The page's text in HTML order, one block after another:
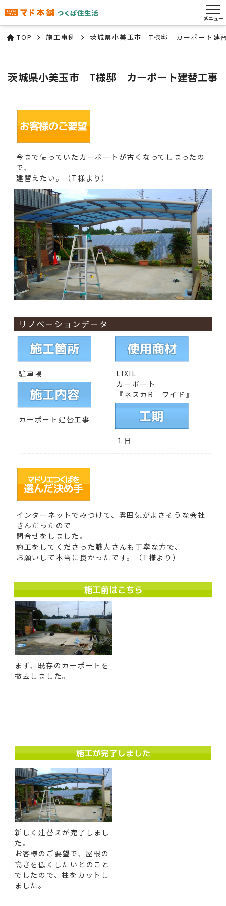
メニュー
TOP 施工事例 茨城県小美玉市 T様邸 カーポート建
茨城県小美玉市 T様邸 カーポート建替工事
今まで使っていたカーポートが古くなってしまったの
で、
建替えたい。（T様より）
リノベーションデータ
駐車場
カーポート建替工事
LIXIL
カーポート
『ネスカR ワイド』
１日
インターネットでみつけて、雰囲気がよさそうな会社
さんだったので
問合せをしました。
施工をしてくださった職人さんも丁寧な方で、
お願いして本当に良かったです。（T様より）
まず、既存のカーポートを
撤去しました。
新しく建替えが完了しまし
た。
お客様のご要望で、屋根の
高さを低くしたいとのこと
でしたので、柱をカットし
ました。